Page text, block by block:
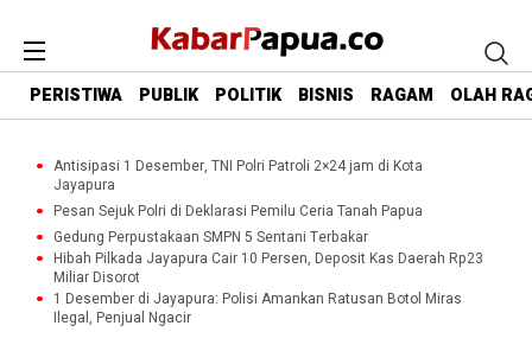
PERISTIWA PUBLIK POLITIK BISNIS RAGAM OLAH
Antisipasi 1 Desember, TNI Polri Patroli 2×24 jam di Kota
Jayapura
Pesan Sejuk Polri di Deklarasi Pemilu Ceria Tanah Papua
Gedung Perpustakaan SMPN 5 Sentani Terbakar
Hibah Pilkada Jayapura Cair 10 Persen, Deposit Kas Daerah Rp23
Miliar Disorot
1 Desember di Jayapura: Polisi Amankan Ratusan Botol Miras
Ilegal, Penjual Ngacir